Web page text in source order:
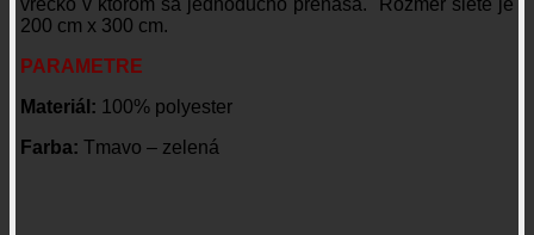
200 cm x 300 cm.
PARAMETRE
Materiál: 100% polyester
Farba:Tmavo – zelená